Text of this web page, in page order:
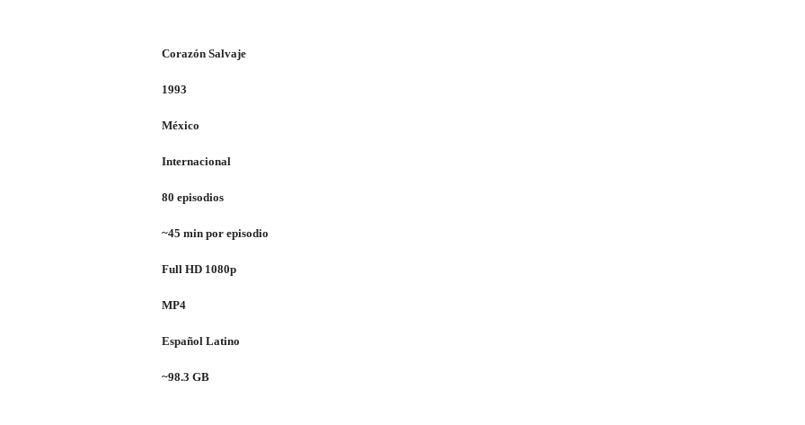
Corazón Salvaje
1993
México
Internacional
80 episodios
~45 min por episodio
Full HD 1080p
MP4
Español Latino
~98.3 GB